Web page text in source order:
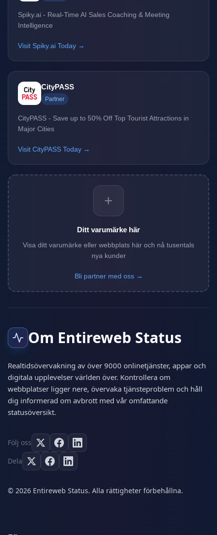
Spiky.ai - Real-Time AI Sales Coaching & Meeting
Intelligence
Visit Spiky.ai Today →
CityPASS
Partner
CityPASS - Save up to 50% Off Top Tourist Attractions in
Major Cities
Visit CityPASS Today →
+
Ditt varumärke här
Visa ditt varumärke eller webbplats här och nå tusentals
nya kunder
Bli partner med oss →
Om Entireweb Status
Realtidsövervakning av över 9000 onlinetjänster, appar och
digitala upplevelser världen över. Kontrollera om
webbplatser ligger nere, övervaka tjänsteproblem och håll
dig informerad om avbrott med vår omfattande
statusöversikt.
Följ oss
Dela
© 2026 Entireweb Status. Alla rättigheter förbehållna.